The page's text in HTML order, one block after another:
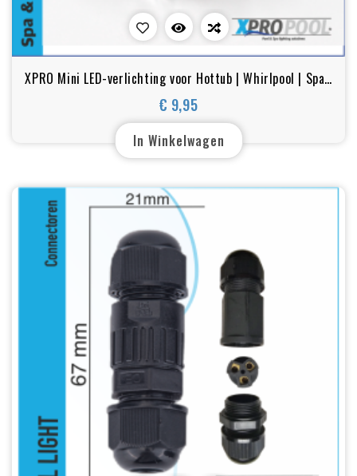
XPRO Mini LED-verlichting voor Hottub | Whirlpool | Spa |
Jacuzzi | RGB | 23-35 mm
€ 9,95
Prijs
In Winkelwagen